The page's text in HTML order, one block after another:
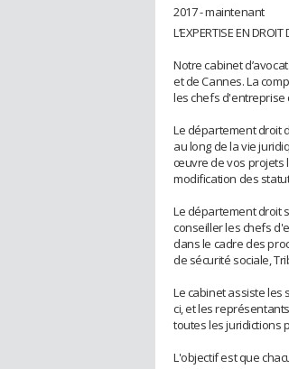
2017 - maintenant
L’EXPERTISE EN
Notre cabinet
et de Cannes. La
les chefs d'entreprise
Le département droit
au long de la vie
œuvre de vos projets
modification des
Le département droit
conseiller les chefs
dans le cadre des
de sécurité sociale,
Le cabinet assiste les
ci, et les
toutes les juridictions
L'objectif est que